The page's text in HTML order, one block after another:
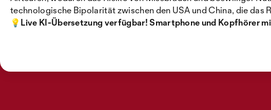
technologische Bipolarität zwischen den USA und China, die
💡Live KI-Übersetzung verfügbar! Smartphone und Kopfhörer